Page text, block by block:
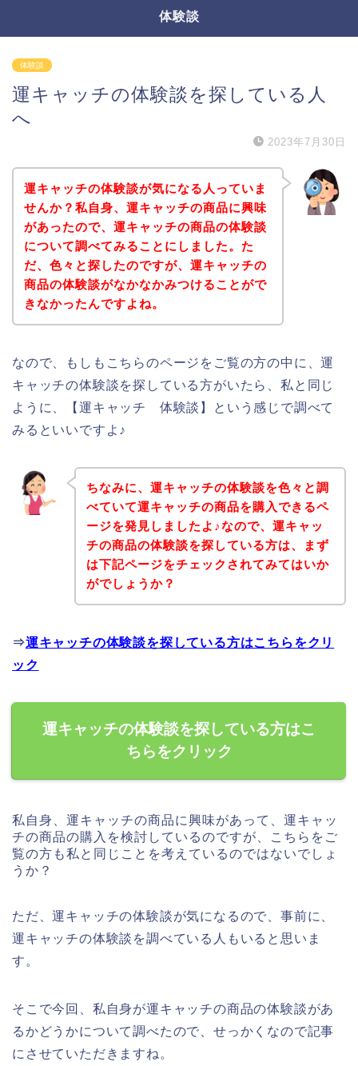
体験談
体験談
運キャッチの体験談を探している人
へ
2023年7月30日
運キャッチの体験談が気になる人っていま
せんか？私自身、運キャッチの商品に興味
があったので、運キャッチの商品の体験談
について調べてみることにしました。た
だ、色々と探したのですが、運キャッチの
商品の体験談がなかなかみつけることがで
きなかったんですよね。
なので、もしもこちらのページをご覧の方の中に、運
キャッチの体験談を探している方がいたら、私と同じ
ように、【運キャッチ 体験談】という感じで調べて
みるといいですよ♪
ちなみに、運キャッチの体験談を色々と調
べていて運キャッチの商品を購入できるペ
ージを発見しましたよ♪なので、運キャッ
チの商品の体験談を探している方は、まず
は下記ページをチェックされてみてはいか
がでしょうか？
⇒運キャッチの体験談を探している方はこちらをクリ
ック
運キャッチの体験談を探している方はこ
ちらをクリック
私自身、運キャッチの商品に興味があって、運キャッ
チの商品の購入を検討しているのですが、こちらをご
覧の方も私と同じことを考えているのではないでしょ
うか？
ただ、運キャッチの体験談が気になるので、事前に、
運キャッチの体験談を調べている人もいると思いま
す。
そこで今回、私自身が運キャッチの商品の体験談があ
るかどうかについて調べたので、せっかくなので記事
にさせていただきますね。